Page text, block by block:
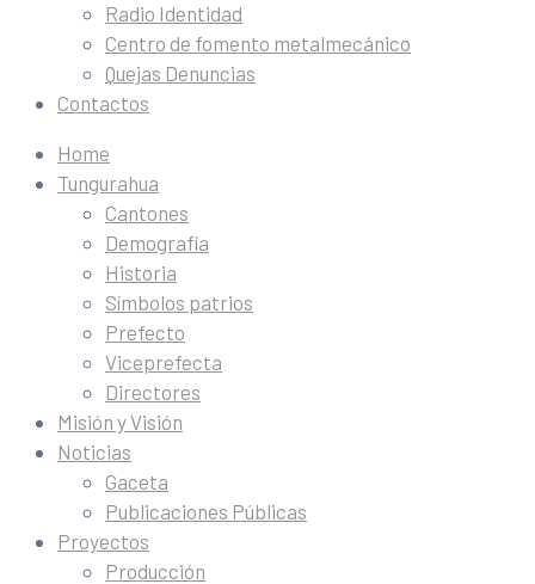
Radio Identidad
Centro de fomento metalmecánico
Quejas Denuncias
Contactos
Home
Tungurahua
Cantones
Demografía
Historia
Símbolos patrios
Prefecto
Viceprefecta
Directores
Misión y Visión
Noticias
Gaceta
Publicaciones Públicas
Proyectos
Producción